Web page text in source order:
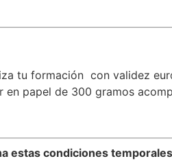
tu formación con validez
en papel de 300 gramos
estas condiciones temporales